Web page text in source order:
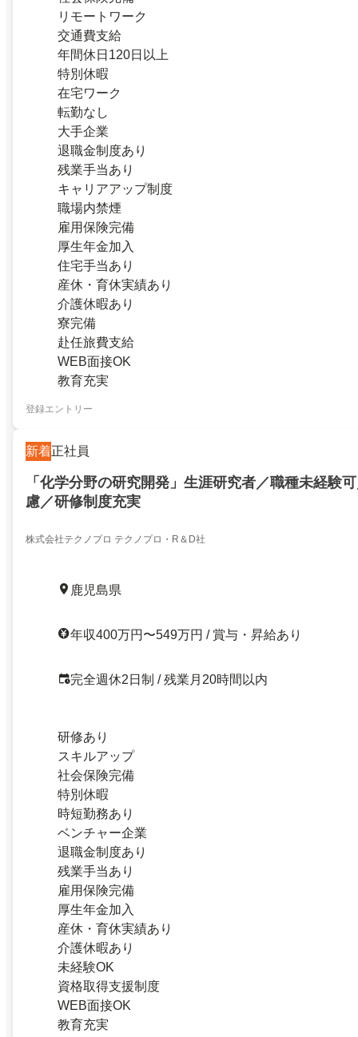
リモートワーク
交通費支給
年間休日120日以上
特別休暇
在宅ワーク
転勤なし
大手企業
退職金制度あり
残業手当あり
キャリアアップ制度
職場内禁煙
雇用保険完備
厚生年金加入
住宅手当あり
産休・育休実績あり
介護休暇あり
寮完備
赴任旅費支給
WEB面接OK
教育充実
登録エントリー
新着正社員
「化学分野の研究開発」生涯研究者／職種未経験
慮／研修制度充実
株式会社テクノプロ テクノプロ・R＆D社
鹿児島県
年収400万円〜549万円 / 賞与・昇給あり
完全週休2日制 / 残業月20時間以内
研修あり
スキルアップ
社会保険完備
特別休暇
時短勤務あり
ベンチャー企業
退職金制度あり
残業手当あり
雇用保険完備
厚生年金加入
産休・育休実績あり
介護休暇あり
未経験OK
資格取得支援制度
WEB面接OK
教育充実